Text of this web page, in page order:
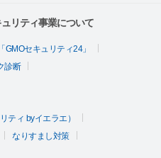
リティ事業について
セキュリティ24」
診断
ティ byイエラエ）
なりすまし対策